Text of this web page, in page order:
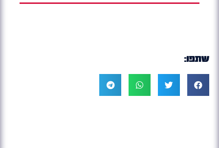
שתפו: